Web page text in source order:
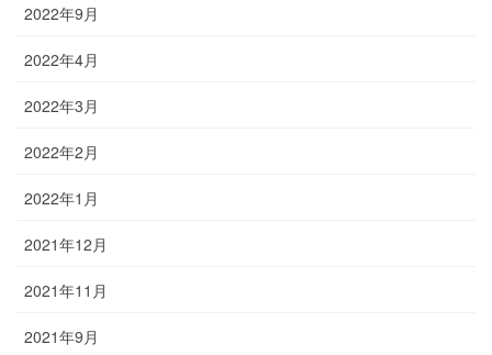
2022年9月
2022年4月
2022年3月
2022年2月
2022年1月
2021年12月
2021年11月
2021年9月